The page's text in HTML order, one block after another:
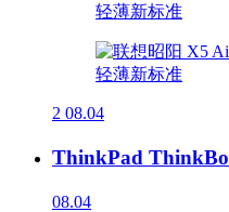
2 08.04
ThinkPad
08.04